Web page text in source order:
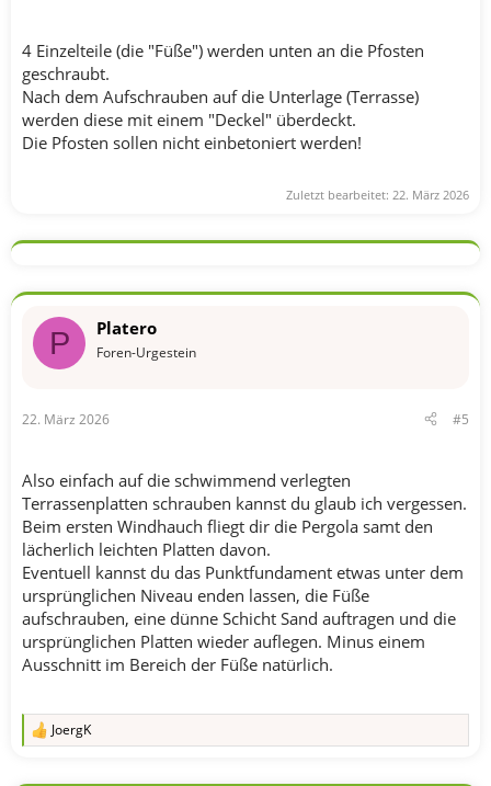
4 Einzelteile (die "Füße") werden unten an die Pfosten
geschraubt.
Nach dem Aufschrauben auf die Unterlage (Terrasse)
werden diese mit einem "Deckel" überdeckt.
Die Pfosten sollen nicht einbetoniert werden!
Zuletzt bearbeitet: 22. März 2026
P Platero
Foren-Urgestein
22. März 2026 #5
Also einfach auf die schwimmend verlegten
Terrassenplatten schrauben kannst du glaub ich vergessen.
Beim ersten Windhauch fliegt dir die Pergola samt den
lächerlich leichten Platten davon.
Eventuell kannst du das Punktfundament etwas unter dem
ursprünglichen Niveau enden lassen, die Füße
aufschrauben, eine dünne Schicht Sand auftragen und die
ursprünglichen Platten wieder auflegen. Minus einem
Ausschnitt im Bereich der Füße natürlich.
R
JoergK